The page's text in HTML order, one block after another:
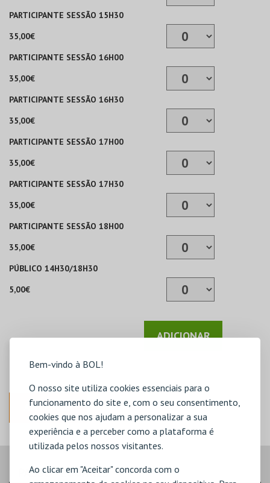
Bem-vindo à BOL!
O nosso site utiliza cookies essenciais para o
funcionamento do site e, com o seu consentimento,
cookies que nos ajudam a personalizar a sua
experiência e a perceber como a plataforma é
utilizada pelos nossos visitantes.
Ao clicar em "Aceitar" concorda com o
PARTICIPANTE SESSÃO 15H30
35,00€
PARTICIPANTE SESSÃO 16H00
35,00€
PARTICIPANTE SESSÃO 16H30
35,00€
PARTICIPANTE SESSÃO 17H00
35,00€
PARTICIPANTE SESSÃO 17H30
35,00€
PARTICIPANTE SESSÃO 18H00
35,00€
PÚBLICO 14H30/18H30
5,00€
ADICIONAR
ANTERIOR
PASSO- LUGARES